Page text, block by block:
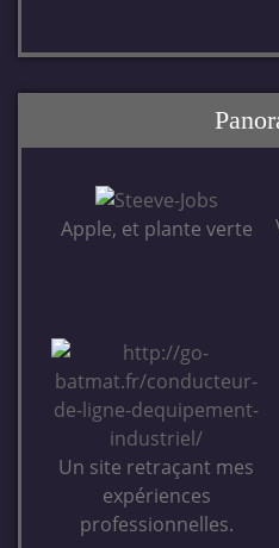
Apple, et plante verte
Un site retraçant mes
expériences
professionnelles.